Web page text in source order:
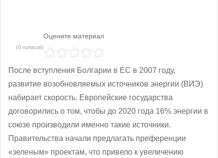
Оцените материал
(0 голосов)
После вступления Болгарии в ЕС в 2007 году,
развитие возобновляемых источников энергии (ВИЭ)
набирает скорость. Европейские государства
договорились о том, чтобы до 2020 года 16% энергии в
союзе производили именно такие источники.
Правительства начали предлагать преференции
«зеленым» проектам, что привело к увеличению